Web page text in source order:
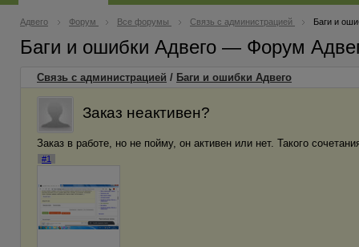
Адвего Форум Все форумы Связь с администрацией Баги и
Баги и ошибки Адвего — Форум
Связь с администрацией / Баги и ошибки Адвего
Заказ неактивен?
Заказ в работе, но не пойму, он активен или нет. Такого
#1